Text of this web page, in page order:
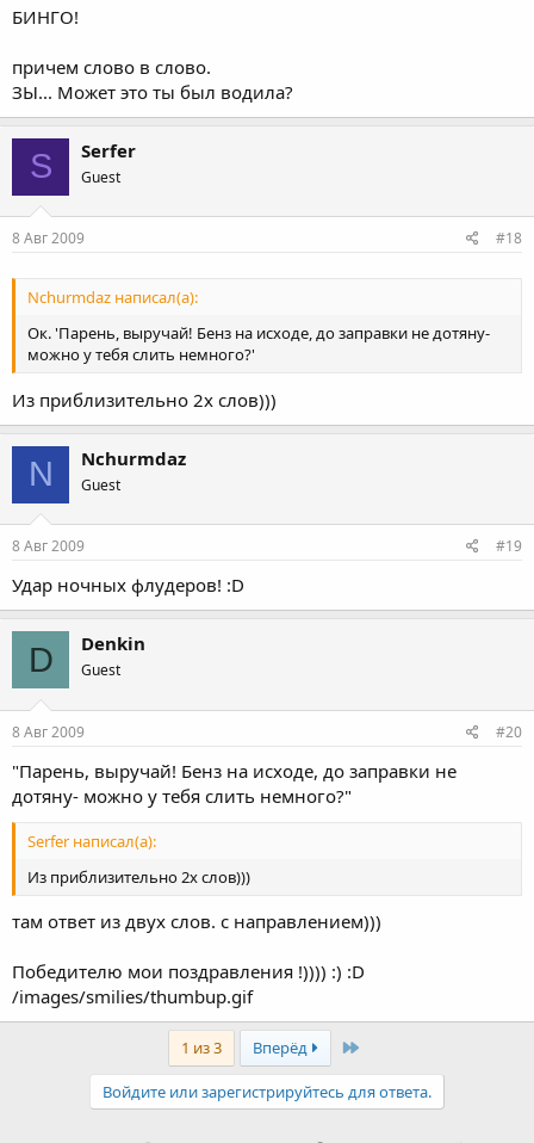
БИНГО!
причем слово в слово.
ЗЫ... Может это ты был водила?
S Serfer
Guest
8 Авг 2009 #18
Nchurmdaz написал(а):
Ок. 'Парень, выручай! Бенз на исходе, до заправки не дотяну-
можно у тебя слить немного?'
Из приблизительно 2х слов)))
N Nchurmdaz
Guest
8 Авг 2009 #19
Удар ночных флудеров! :D
D Denkin
Guest
8 Авг 2009 #20
"Парень, выручай! Бенз на исходе, до заправки не
дотяну- можно у тебя слить немного?"
Serfer написал(а):
Из приблизительно 2х слов)))
там ответ из двух слов. с направлением)))
Победителю мои поздравления !)))) :) :D
/images/smilies/thumbup.gif
1 из 3 Вперёд Last
Войдите или зарегистрируйтесь для ответа.